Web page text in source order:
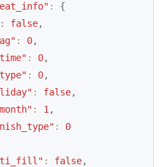
:
{
: false,
: 0,
: 0,
: 0,
: false,
: 1 ,
:
0
: false,